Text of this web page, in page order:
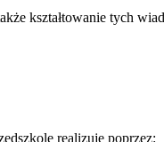
kształtowanie tych
realizuje poprzez: